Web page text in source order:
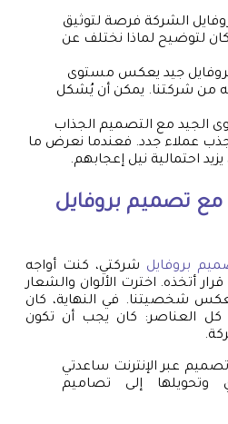
الشركة فرصة لتوثيق
لتوضيح لماذا نختلف عن
جيد يعكس مستوى
من شركتنا. يمكن أن يُشكل
الجيد مع التصميم الجذاب
عملاء جدد. فعندما نعرض ما
احتمالية نيل إعجابهم.
مع تصميم بروفايل
بروفايل شركتي، كنت أواجه
أتخذه. اخترت الألوان والشعار
شخصيتنا. في النهاية، كان
العناصر: كان يجب أن تكون
عبر الإنترنت ساعدتي
وتحويلها إلى تصاميم